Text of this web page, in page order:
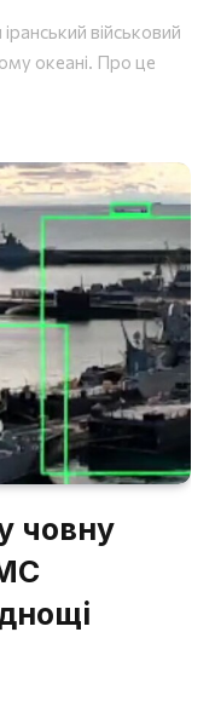
військовий
океані. Про це
човну